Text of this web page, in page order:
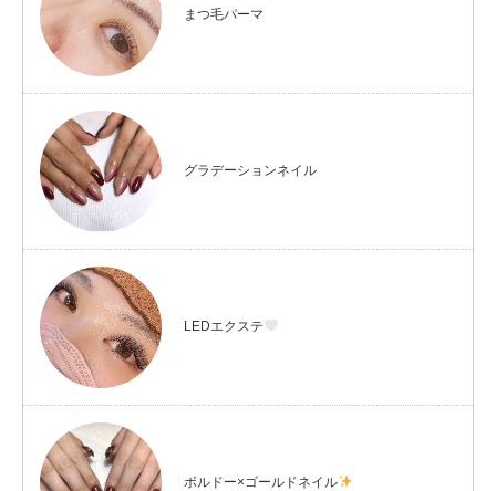
まつ毛パーマ
グラデーションネイル
LEDエクステ
ボルドー×ゴールドネイル